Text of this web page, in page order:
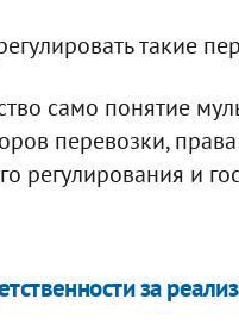
такие
само понятие
перевозки,
регулирования и
за